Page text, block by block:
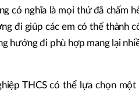
có nghĩa là mọi thứ đã chấm
đi giúp các em có thể thành
hướng đi phù hợp mang lại
THCS có thể lựa chọn